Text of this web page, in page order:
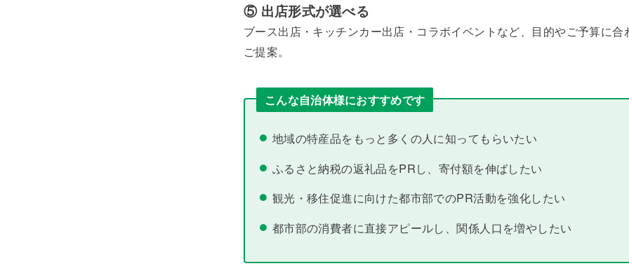
⑤ 出店形式が選べる
ブース出店・キッチンカー出店・コラボイベントなど、目的やご予算に合
ご提案。
こんな自治体様におすすめです
地域の特産品をもっと多くの人に知ってもらいたい
ふるさと納税の返礼品をPRし、寄付額を伸ばしたい
観光・移住促進に向けた都市部でのPR活動を強化したい
都市部の消費者に直接アピールし、関係人口を増やしたい